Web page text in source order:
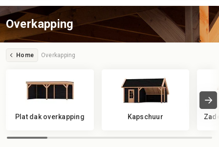
Overkapping
Plat dak overkapping Kapschuur
Home Overkapping